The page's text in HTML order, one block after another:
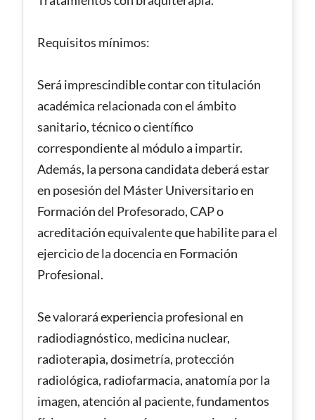
Requisitos mínimos:
Será imprescindible contar con titulación
académica relacionada con el ámbito
sanitario, técnico o científico
correspondiente al módulo a impartir.
Además, la persona candidata deberá estar
en posesión del Máster Universitario en
Formación del Profesorado, CAP o
acreditación equivalente que habilite para el
ejercicio de la docencia en Formación
Profesional.
Se valorará experiencia profesional en
radiodiagnóstico, medicina nuclear,
radioterapia, dosimetría, protección
radiológica, radiofarmacia, anatomía por la
imagen, atención al paciente, fundamentos